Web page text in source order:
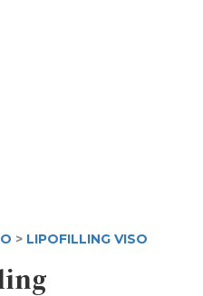
> LIPOFILLING VISO